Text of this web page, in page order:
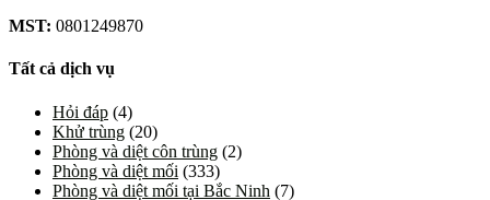
MST: 0801249870
Tất cả dịch vụ
Hỏi đáp (4)
Khử trùng (20)
Phòng và diệt côn trùng (2)
Phòng và diệt mối (333)
Phòng và diệt mối tại Bắc Ninh (7)